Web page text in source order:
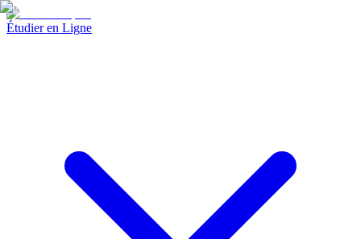
Étudier en Ligne